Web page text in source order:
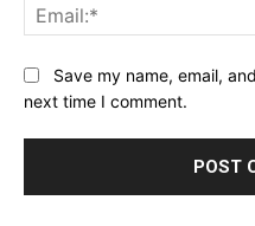
Website:Save my name, email,
next time I comment.